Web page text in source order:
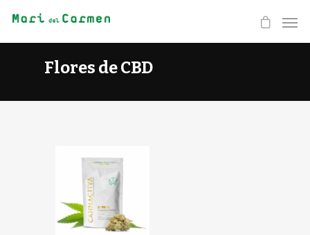
Flores de CBD